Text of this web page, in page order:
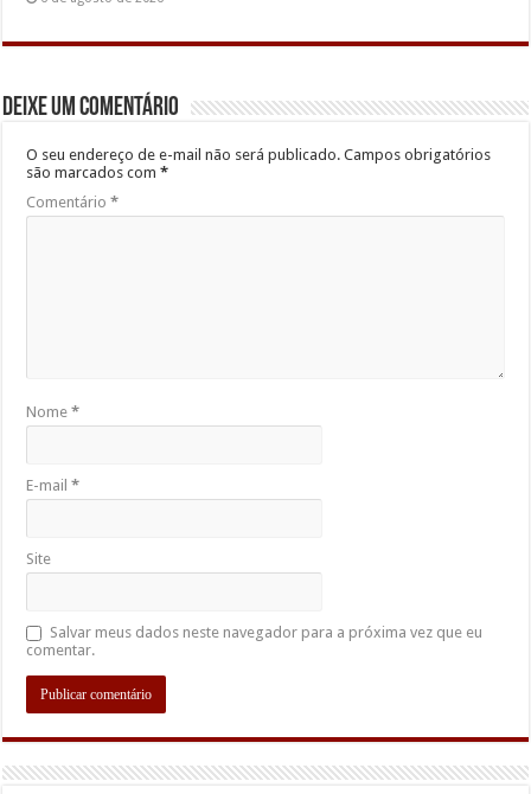
Deixe um comentário
O seu endereço de e-mail não será publicado. Campos obrigatórios
são marcados com*
Comentário*
Nome*
E-mail*
Site
Salvar meus dados neste navegador para a próxima vez que eu
comentar.